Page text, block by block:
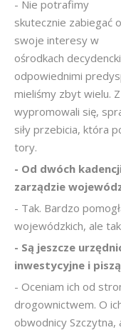
- Nie potrafimy
skutecznie zabiegać o
swoje interesy w
ośrodkach
odpowiednimi
mieliśmy zbyt wielu.
wypromowali się,
siły przebicia, która
tory.
- Od dwóch
zarządzie
- Tak. Bardzo
wojewódzkich, ale
- Są jeszcze
inwestycyjne i
- Oceniam ich od
drogownictwem. O
obwodnicy Szczytna,